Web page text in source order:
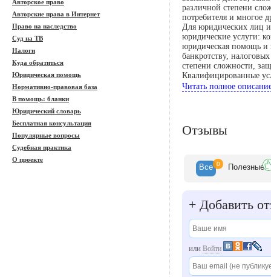
Авторское право
Авторские права в Интернет
Право на наследство
Суд на ТВ
Налоги
Куда обратиться
Юридическая помощь
Нормативно-правовая база
В помощь: бланки
Юридический словарь
Бесплатная консультация
Популярные вопросы
Судебная практика
О проекте
различной степени
потребителя и многое
Для юридических лиц
юридические услуги:
юридическая помощь и
банкротству,
степени сложности,
Квалифицированные
У нас многолетний
прозрачны, а поэтому
Читать полное
Отзывы
Все 0 Полезные
+ Добавить
или Войти